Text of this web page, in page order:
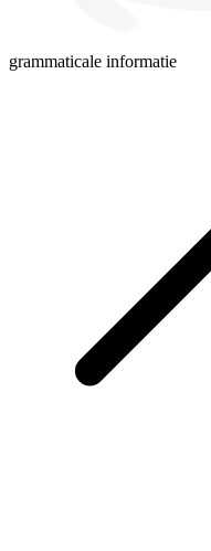
grammaticale informatie